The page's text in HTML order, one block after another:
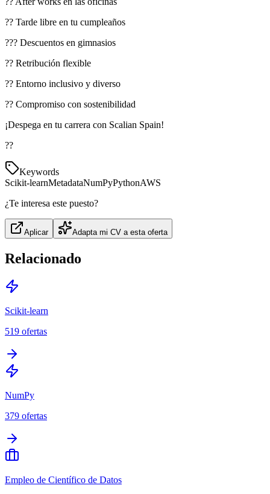
?? Tarde libre en tu cumpleaños
??? Descuentos en gimnasios
?? Retribución flexible
?? Entorno inclusivo y diverso
?? Compromiso con sostenibilidad
¡Despega en tu carrera con Scalian Spain!
??
Keywords
Scikit-learnMetadataNumPyPythonAWS
¿Te interesa este puesto?
Aplicar Adapta mi CV a esta oferta
Relacionado
Scikit-learn
519 ofertas
NumPy
379 ofertas
Empleo de Científico de Datos